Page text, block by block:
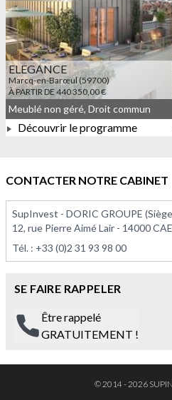
ELEGANCE
Marcq-en-Barœul (59700)
À PARTIR DE 440 350,00 €
À PARTIR DE 440 350,00 €
Meublé non géré, Droit commun
Découvrir le programme
CONTACTER NOTRE CABINET
SupInvest - DORIC GROUPE
12, rue Pierre Aimé Lair - 14000
Tél. : +33 (0)2 31 93 98 00
SE FAIRE RAPPELER
Être rappelé
GRATUITEMENT !
© 2014 - 2026